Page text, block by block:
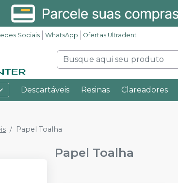
Sociais WhatsApp Ofertas Ultradent
Descartáveis Resinas Clareadores
Papel Toalha
Papel Toalha